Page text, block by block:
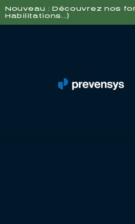
Nouveau : Découvrez nos
Habilitations...)